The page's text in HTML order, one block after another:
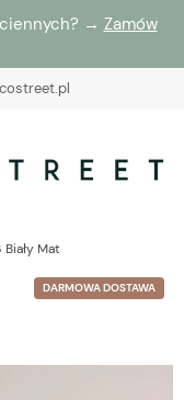
→ Zamów
Biały Mat
DARMOWA DOSTAWA